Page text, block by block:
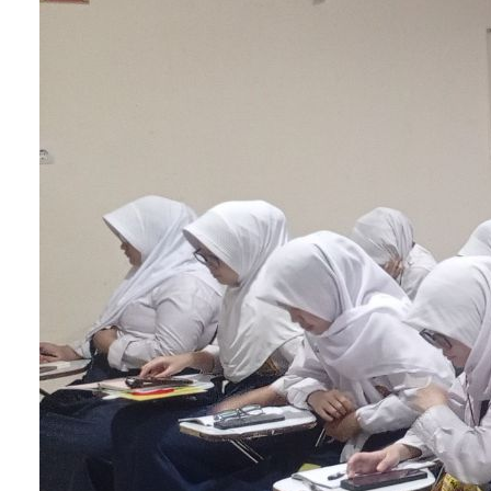
melembabkan saluran napas dan mempercepat
pemulihan suara. Anda dapat melakukannya
cara menghirup uap dari mangkuk air panas atau
menggunakaninhaler uap.
5. Garam air
Berkumur dengan larutan garam hangat dapat
membantu mengurangi peradangan pada
tenggorokan dan mempercepat pemulihan suara.